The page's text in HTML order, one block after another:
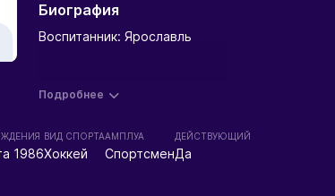
Биография
Воспитанник: Ярославль
Подробнее
1986
ВИД СПОРТА
Хоккей
АМПЛУА
Спортсмен
ДЕЙСТВУЮЩИЙ
Да